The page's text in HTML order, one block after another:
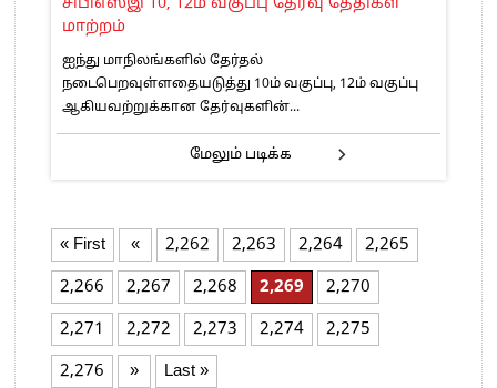
மாற்றம்
ஐந்து மாநிலங்களில் தேர்தல்
நடைபெறவுள்ளதையடுத்து 10ம் வகுப்பு, 12ம் வகுப்பு
ஆகியவற்றுக்கான தேர்வுகளின்...
மேலும் படிக்க
« First « 2,262 2,263 2,264
2,265
2,266
2,267 2,268 2,269
2,270
2,271
2,272 2,273 2,274
2,275
2,276
» Last »